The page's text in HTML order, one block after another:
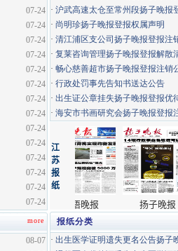
· 沪武高速太仓至常州段扬子晚报
· 尚明珍扬子晚报登报权属声明
· 清江浦区支公司扬子晚报登报注
· 复莱咨询管理扬子晚报登报解散
· 畅心慈善超市扬子晚报登报注销
· 行政处罚事先告知书送达公告
· 出生证公章挂失扬子晚报登报优
· 海安市书画研究会扬子晚报登报
报纸分类
· 出生医学证明遗失更名公告扬子
07-24
07-24
07-24
07-24
07-24
07-24
07-24
07-24
07-24
07-24
07-24
07-24
07-24
07-24
more
08-07